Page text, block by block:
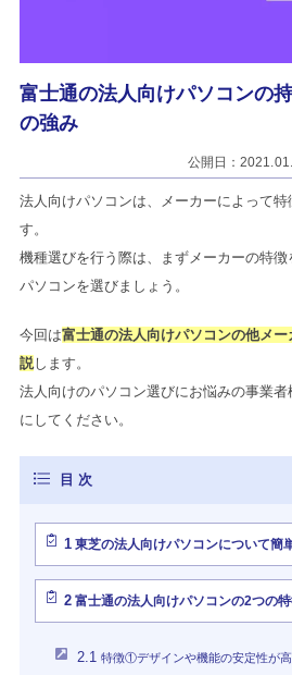
富士通の法人向けパソコンの
の強み
公開日：
法人向けパソコンは、メーカーによって
す。
機種選びを行う際は、まずメーカーの特
パソコンを選びましょう。
今回は富士通の法人向けパソコンの他メ
説します。
法人向けのパソコン選びにお悩みの事業
にしてください。
1東芝の法人向けパソコンについて簡
2富士通の法人向けパソコンの2つの
2.1 特徴①デザインや機能の安定性が